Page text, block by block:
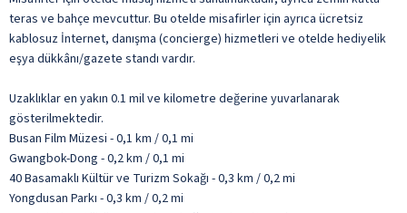
teras ve bahçe mevcuttur. Bu otelde misafirler için ayrıca ücretsiz
kablosuz İnternet, danışma (concierge) hizmetleri ve otelde hediyelik
eşya dükkânı/gazete standı vardır.
Uzaklıklar en yakın 0.1 mil ve kilometre değerine yuvarlanarak
gösterilmektedir.
Busan Film Müzesi - 0,1 km / 0,1 mi
Gwangbok-Dong - 0,2 km / 0,1 mi
40 Basamaklı Kültür ve Turizm Sokağı - 0,3 km / 0,2 mi
Yongdusan Parkı - 0,3 km / 0,2 mi